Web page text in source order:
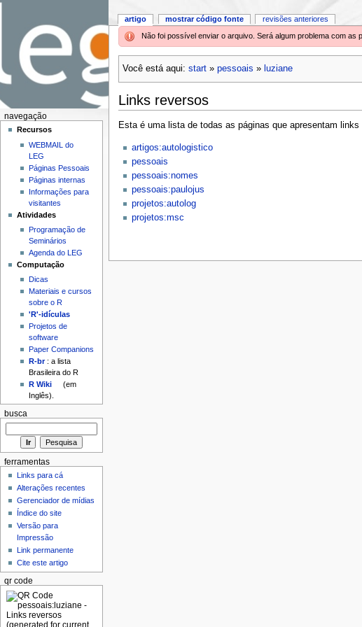
Não foi possível enviar o arquivo. Será algum problema com as
Você está aqui: start» pessoais » luziane
Links reversos
Esta é uma lista de todas as páginas que apresentam links
artigos:autologistico
pessoais
pessoais:nomes
pessoais:paulojus
projetos:autolog
projetos:msc
artigo mostrar código fonte revisões anteriores
navegação
Recursos
WEBMAIL do
LEG
Páginas Pessoais
Páginas internas
Informações para
visitantes
Atividades
Programação de
Seminários
Agenda do LEG
Computação
Dicas
Materiais e cursos
sobre o R
'R'-idículas
Projetos de
software
Paper Companions
R-br: a lista
Brasileira do R
R Wiki
(em
Inglês).
busca
ferramentas
Links para cá
Alterações recentes
Gerenciador de mídias
Índice do site
Versão para
Impressão
Link permanente
Cite este artigo
qr code